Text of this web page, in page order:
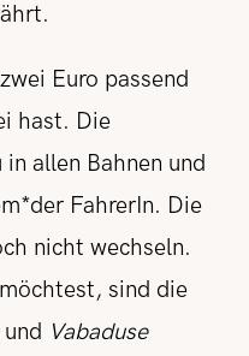
Euro passend
hast. Die
allen Bahnen und
FahrerIn. Die
nicht wechseln.
sind die
Vabaduse